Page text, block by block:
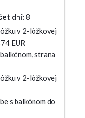
dní: 8
v 2-lôžkovej
EUR
strana
v 2-lôžkovej
s balkónom do